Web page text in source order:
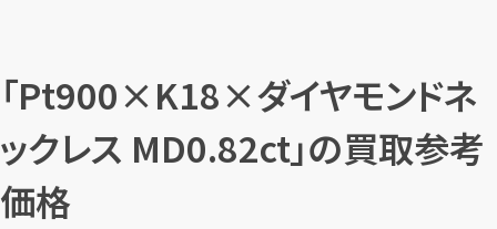
「Pt900×K18×ダイヤモンドネ
ックレス MD0.82ct」の買取参考
価格